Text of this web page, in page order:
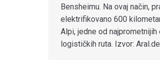
Bensheimu. Na ovaj način,
elektrifikovano 600
Alpi, jedne od najprometnijih
logističkih ruta. Izvor: